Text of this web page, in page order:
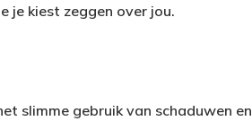
je kiest zeggen over jou.
slimme gebruik van schaduwen en